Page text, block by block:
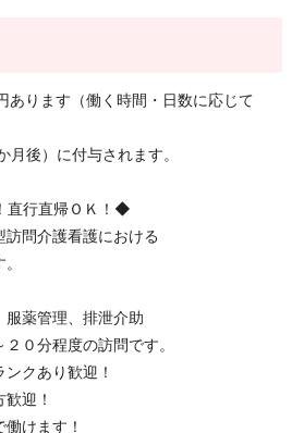
ります（働く時間・日数に応じて
後）に付与されます。
直行直帰ＯＫ！◆
問介護看護における
服薬管理、排泄介助
０分程度の訪問です。
クあり歓迎！
迎！
けます！